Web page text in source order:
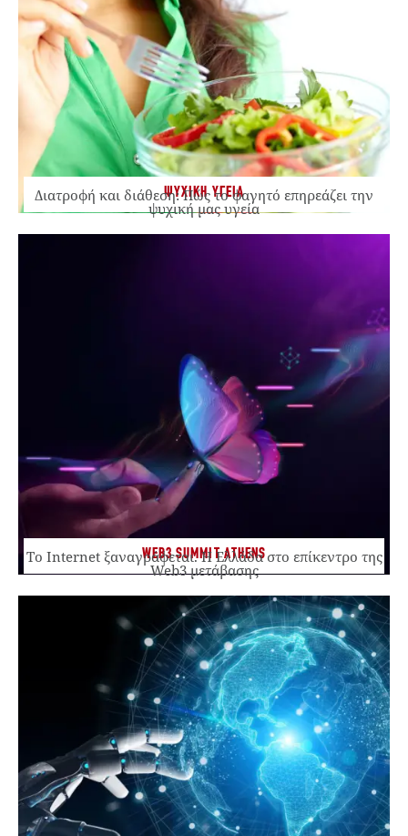
ΨΥΧΙΚΗ ΥΓΕΙΑ
Διατροφή και διάθεση: Πώς το φαγητό επηρεάζει την
ψυχική μας υγεία
WEB3 SUMMIT ATHENS
Το Internet ξαναγράφεται. Η Ελλάδα στο επίκεντρο της
Web3 μετάβασης